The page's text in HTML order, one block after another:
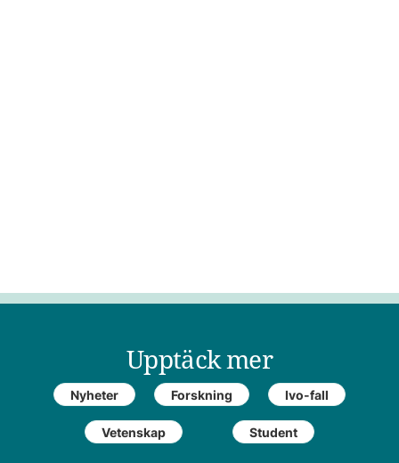
Upptäck mer
Nyheter Forskning Ivo-fall
Vetenskap Student